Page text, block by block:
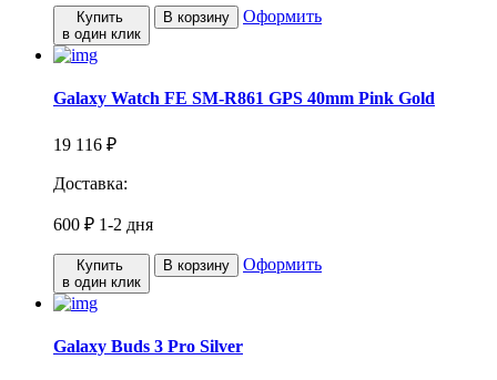
Купить
в один клик
В корзину Оформить
Galaxy Watch FE SM-R861 GPS 40mm Pink Gold
19 116 ₽
Доставка:
600 ₽ 1-2 дня
Купить
в один клик
В корзину Оформить
Galaxy Buds 3 Pro Silver